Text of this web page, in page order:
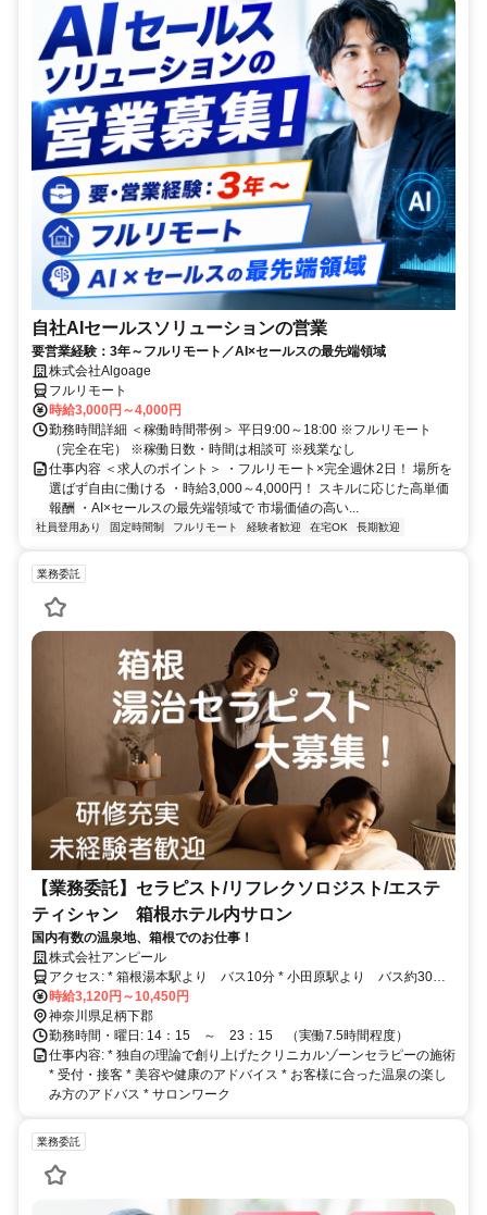
自社AIセールスソリューションの営業
要営業経験：3年～フルリモート／AI×セールスの最先端領域
株式会社Algoage
フルリモート
時給3,000円～4,000円
勤務時間詳細 ＜稼働時間帯例＞ 平日9:00～18:00 ※フルリモート
（完全在宅） ※稼働日数・時間は相談可 ※残業なし
仕事内容 ＜求人のポイント＞ ・フルリモート×完全週休2日！ 場所を
選ばず自由に働ける ・時給3,000～4,000円！ スキルに応じた高単価
報酬 ・AI×セールスの最先端領域で 市場価値の高い...
社員登用あり 固定時間制 フルリモート 経験者歓迎 在宅OK 長期歓迎
業務委託
【業務委託】セラピスト/リフレクソロジスト/エステ
ティシャン 箱根ホテル内サロン
国内有数の温泉地、箱根でのお仕事！
株式会社アンピール
アクセス: * 箱根湯本駅より バス10分 * 小田原駅より バス約30分 *
熱海市より 車約50分 * 御殿場インターより 車約1時間 * 伊豆 修善
寺より 車約1時間
時給3,120円～10,450円
神奈川県足柄下郡
勤務時間・曜日: 14：15 ～ 23：15 （実働7.5時間程度）
仕事内容: * 独自の理論で創り上げたクリニカルゾーンセラピーの施術
* 受付・接客 * 美容や健康のアドバイス * お客様に合った温泉の楽し
み方のアドバス * サロンワーク
業務委託